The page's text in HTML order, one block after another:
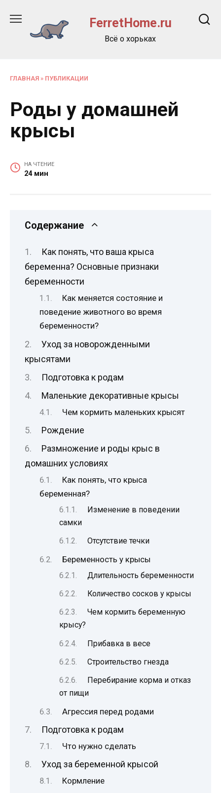
содержанию
FerretHome.ru
Всё о хорьках
ГЛАВНАЯ » ПУБЛИКАЦИИ
Роды у домашней
крысы
НА ЧТЕНИЕ
24 мин
Содержание
Как понять, что ваша крыса
беременна? Основные признаки
беременности
Как меняется состояние и
поведение животного во время
беременности?
Уход за новорожденными
крысятами
Подготовка к родам
Маленькие декоративные крысы
Чем кормить маленьких крысят
Рождение
Размножение и роды крыс в
домашних условиях
Как понять, что крыса
беременная?
Изменение в поведении
самки
Отсутствие течки
Беременность у крысы
Длительность беременности
Количество сосков у крысы
Чем кормить беременную
крысу?
Прибавка в весе
Строительство гнезда
Перебирание корма и отказ
от пищи
Агрессия перед родами
Подготовка к родам
Что нужно сделать
Уход за беременной крысой
Кормление